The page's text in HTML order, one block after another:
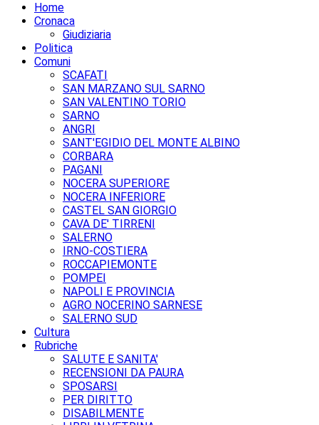
Home
Cronaca
Giudiziaria
Politica
Comuni
SCAFATI
SAN MARZANO SUL SARNO
SAN VALENTINO TORIO
SARNO
ANGRI
SANT'EGIDIO DEL MONTE ALBINO
CORBARA
PAGANI
NOCERA SUPERIORE
NOCERA INFERIORE
CASTEL SAN GIORGIO
CAVA DE' TIRRENI
SALERNO
IRNO-COSTIERA
ROCCAPIEMONTE
POMPEI
NAPOLI E PROVINCIA
AGRO NOCERINO SARNESE
SALERNO SUD
Cultura
Rubriche
SALUTE E SANITA'
RECENSIONI DA PAURA
SPOSARSI
PER DIRITTO
DISABILMENTE